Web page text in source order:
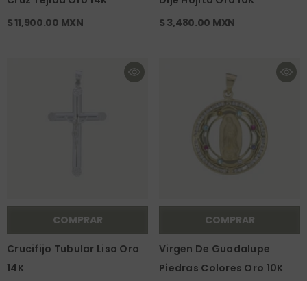
$ 11,900.00 MXN
$ 3,480.00 MXN
COMPRAR
Crucifijo Tubular Liso Oro
14K
COMPRAR
Virgen De Guadalupe
Piedras Colores Oro 10K